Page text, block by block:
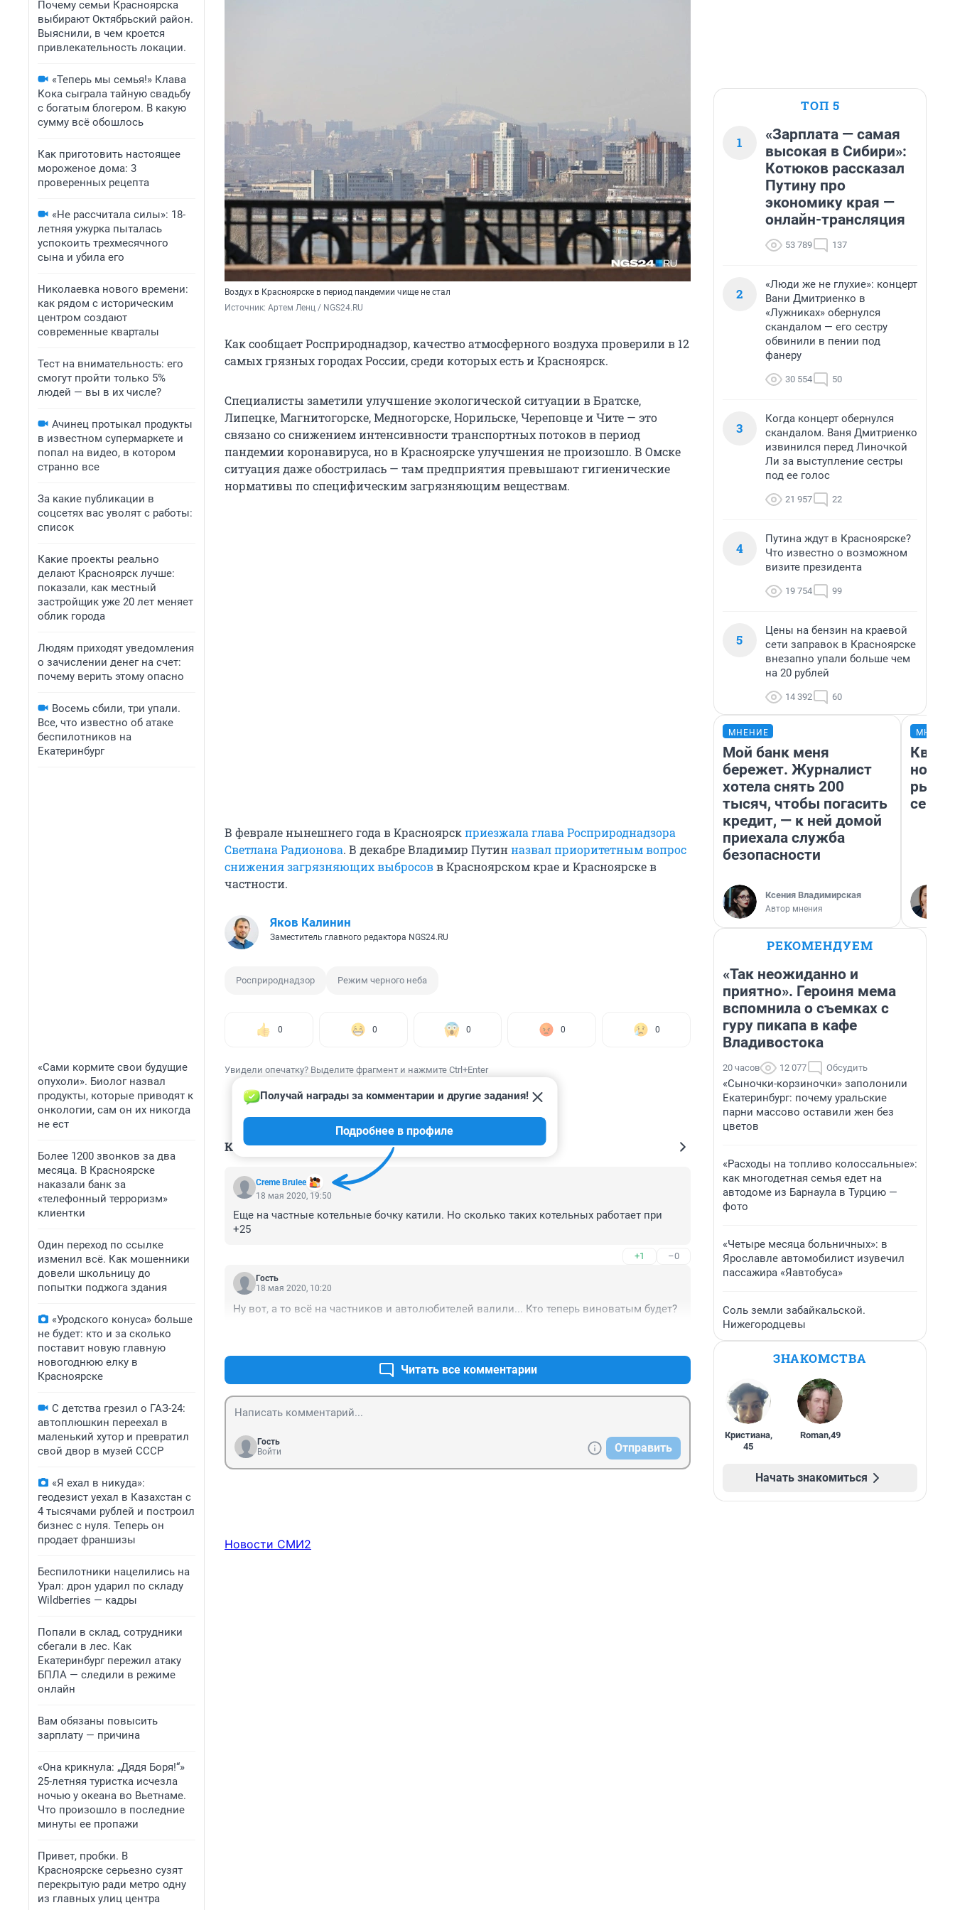
Почему семьи Красноярска
выбирают Октябрьский район.
Выяснили, в чем кроется
привлекательность локации.
«Теперь мы семья!» Клава
Кока сыграла тайную свадьбу
с богатым блогером. В какую
сумму всё обошлось
Как приготовить настоящее
мороженое дома: 3
проверенных рецепта
«Не рассчитала силы»: 18-
летняя ужурка пыталась
успокоить трехмесячного
сына и убила его
Николаевка нового времени:
как рядом с историческим
центром создают
современные кварталы
Тест на внимательность: его
смогут пройти только 5%
людей — вы в их числе?
Ачинец протыкал продукты
в известном супермаркете и
попал на видео, в котором
странно все
За какие публикации в
соцсетях вас уволят с работы:
список
Какие проекты реально
делают Красноярск лучше:
показали, как местный
застройщик уже 20 лет меняет
облик города
Людям приходят уведомления
о зачислении денег на счет:
почему верить этому опасно
Восемь сбили, три упали.
Все, что известно об атаке
беспилотников на
Екатеринбург
«Сами кормите свои будущие
опухоли». Биолог назвал
продукты, которые приводят к
онкологии, сам он их никогда
не ест
Более 1200 звонков за два
месяца. В Красноярске
наказали банк за
«телефонный терроризм»
клиентки
Один переход по ссылке
изменил всё. Как мошенники
довели школьницу до
попытки поджога здания
«Уродского конуса» больше
не будет: кто и за сколько
поставит новую главную
новогоднюю елку в
Красноярске
С детства грезил о ГАЗ-24:
автоплюшкин переехал в
маленький хутор и превратил
свой двор в музей СССР
«Я ехал в никуда»:
геодезист уехал в Казахстан с
4 тысячами рублей и построил
бизнес с нуля. Теперь он
продает франшизы
Беспилотники нацелились на
Урал: дрон ударил по складу
Wildberries — кадры
Попали в склад, сотрудники
сбегали в лес. Как
Екатеринбург пережил атаку
БПЛА — следили в режиме
онлайн
Вам обязаны повысить
зарплату — причина
«Она крикнула: „Дядя Боря!“»
25-летняя туристка исчезла
ночью у океана во Вьетнаме.
Что произошло в последние
минуты ее пропажи
Привет, пробки. В
Красноярске серьезно сузят
перекрытую ради метро одну
из главных улиц центра
Воздух в Красноярске в период пандемии чище не стал
Источник: Артем Ленц / NGS24.RU
Как сообщает Росприроднадзор, качество атмосферного воздуха проверили в 12
самых грязных городах России, среди которых есть и Красноярск.
Специалисты заметили улучшение экологической ситуации в Братске,
Липецке, Магнитогорске, Медногорске, Норильске, Череповце и Чите — это
связано со снижением интенсивности транспортных потоков в период
пандемии коронавируса, но в Красноярске улучшения не произошло. В Омске
ситуация даже обострилась — там предприятия превышают гигиенические
нормативы по специфическим загрязняющим веществам.
В феврале нынешнего года в Красноярскприезжала глава Росприроднадзора
Светлана Радионова. В декабре Владимир Путинназвал приоритетным вопрос
снижения загрязняющих выбросовв Красноярском крае и Красноярске в
частности.
Яков Калинин
Заместитель главного редактора NGS24.RU
Росприроднадзор Режим черного неба
0 0 0 0 0
Увидели опечатку? Выделите фрагмент и нажмите Ctrl+Enter
КОММЕНТАРИИ 9
Creme Brulee
Получай награды за комментарии и другие задания!
Подробнее в профиле
18 мая 2020, 19:50
Еще на частные котельные бочку катили. Но сколько таких котельных работает при
+25
+1 –0
Гость
18 мая 2020, 10:20
Ну вот, а то всё на частников и автолюбителей валили... Кто теперь виноватым будет?
Читать все комментарии
Гость
Войти
Отправить
Новости СМИ2
ТОП 5
1
«Зарплата — самая
высокая в Сибири»:
Котюков рассказал
Путину про
экономику края —
онлайн-трансляция
53 789 137
2
«Люди же не глухие»: концерт
Вани Дмитриенко в
«Лужниках» обернулся
скандалом — его сестру
обвинили в пении под
фанеру
30 554 50
3
Когда концерт обернулся
скандалом. Ваня Дмитриенко
извинился перед Линочкой
Ли за выступление сестры
под ее голос
21 957 22
4
Путина ждут в Красноярске?
Что известно о возможном
визите президента
19 754 99
5
Цены на бензин на краевой
сети заправок в Красноярске
внезапно упали больше чем
на 20 рублей
14 392 60
МНЕНИЕ
Мой банк меня
бережет. Журналист
хотела снять 200
тысяч, чтобы погасить
кредит, — к ней домой
приехала служба
безопасности
Ксения Владимирская
Автор мнения
но
РЕКОМЕНДУЕМ
«Так неожиданно и
приятно». Героиня мема
вспомнила о съемках с
гуру пикапа в кафе
Владивостока
20 часов 12 077 Обсудить
«Сыночки-корзиночки» заполонили
Екатеринбург: почему уральские
парни массово оставили жен без
цветов
«Расходы на топливо колоссальные»:
как многодетная семья едет на
автодоме из Барнаула в Турцию —
фото
«Четыре месяца больничных»: в
Ярославле автомобилист изувечил
пассажира «Яавтобуса»
Соль земли забайкальской.
Нижегородцевы
ЗНАКОМСТВА
Кристиана,
45
Roman,49
Начать знакомиться